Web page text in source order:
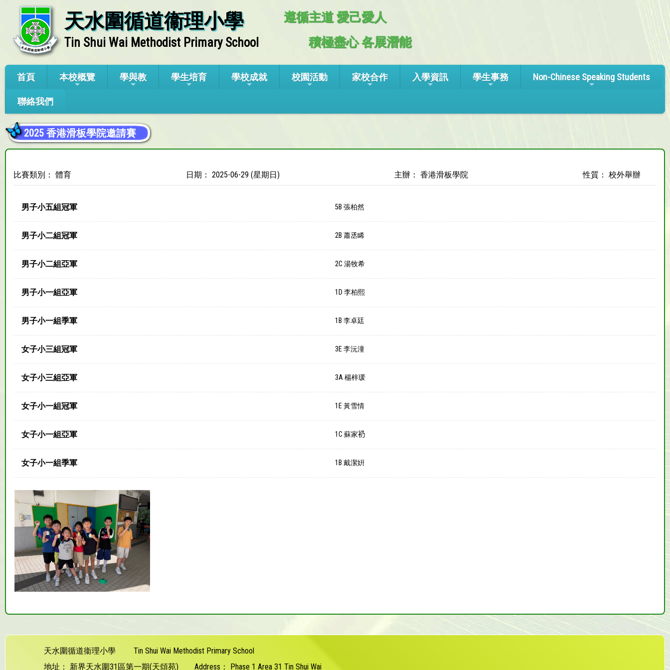
天水圍循道衞理小學
Tin Shui Wai Methodist Primary School
遵循主道 愛己愛人
積極盡心 各展潛能
首頁 本校概覽 學與教 學生培育 學校成就 校園活動 家校合作 入學資訊 學生事務 Non-Chinese Speaking Students
聯絡我們
2025 香港滑板學院邀請賽
比賽類別： 體育 日期： 2025-06-29 (星期日) 主辦： 香港滑板學院 性質： 校外舉辦
男子小五組冠軍 5B 張柏然
男子小二組冠軍 2B 蕭丞睎
男子小二組亞軍 2C 湯牧希
男子小一組亞軍 1D 李柏熙
男子小一組季軍 1B 李卓廷
女子小三組冠軍 3E 李沅潼
女子小三組亞軍 3A 楊梓瑗
女子小一組冠軍 1E 黃雪情
女子小一組亞軍 1C 蘇家𧘌
女子小一組季軍 1B 戴潔姸
天水圍循道衞理小學
Tin Shui Wai Methodist Primary School
地址：
新界天水圍31區第一期(天頌苑) Address： Phase 1 Area 31 Tin Shui Wai